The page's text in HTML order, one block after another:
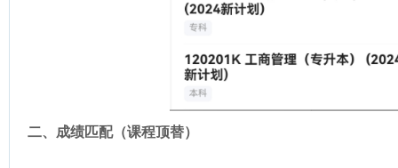
二、成绩匹配（课程顶替）